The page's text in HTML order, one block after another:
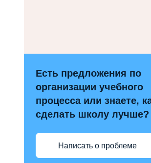
Есть предложения по
организации учебного
процесса или знаете,
сделать школу лучше?
Написать о проблеме